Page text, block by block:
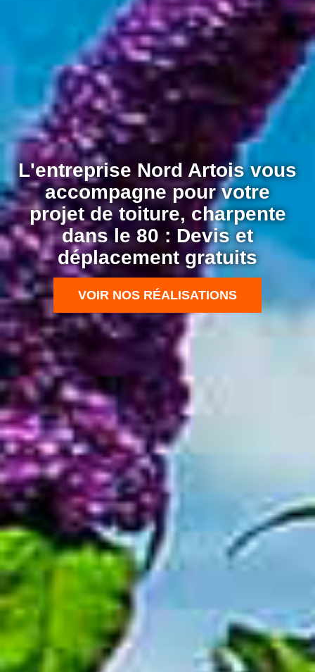
L'entreprise Nord Artois vous
accompagne pour votre
projet de toiture, charpente
dans le 80 : Devis et
déplacement gratuits
VOIR NOS RÉALISATIONS